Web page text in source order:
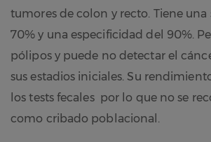
tumores de colon y recto. Tiene una
70% y una especificidad del 90%.
pólipos y puede no detectar el
sus estadios iniciales. Su
los tests fecales por lo que no se
como cribado poblacional.